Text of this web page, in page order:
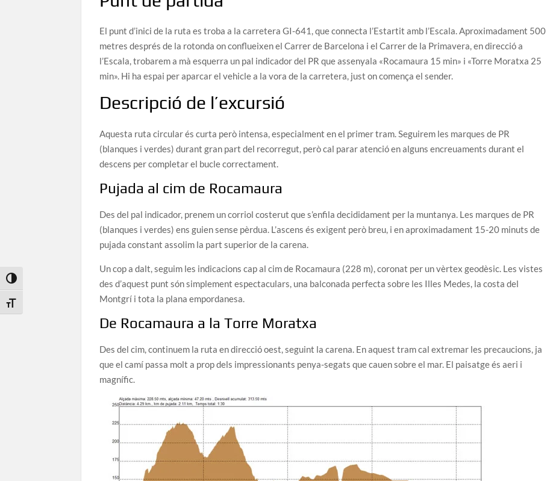
Toggle High Contrast
Toggle Font size
El punt d’inici de la ruta es troba a la carretera GI-641, que connecta l’Estartit amb l’Escala. Aproximadament 500
metres després de la rotonda on conflueixen el Carrer de Barcelona i el Carrer de la Primavera, en direcció a
l’Escala, trobarem a mà esquerra un pal indicador del PR que assenyala «Rocamaura 15 min» i «Torre Moratxa 25
min». Hi ha espai per aparcar el vehicle a la vora de la carretera, just on comença el sender.
Descripció de l’excursió
Aquesta ruta circular és curta però intensa, especialment en el primer tram. Seguirem les marques de PR
(blanques i verdes) durant gran part del recorregut, però cal parar atenció en alguns encreuaments durant el
descens per completar el bucle correctament.
Pujada al cim de Rocamaura
Des del pal indicador, prenem un corriol costerut que s’enfila decididament per la muntanya. Les marques de PR
(blanques i verdes) ens guien sense pèrdua. L’ascens és exigent però breu, i en aproximadament 15-20 minuts de
pujada constant assolim la part superior de la carena.
Un cop a dalt, seguim les indicacions cap al cim de Rocamaura (228 m), coronat per un vèrtex geodèsic. Les vistes
des d’aquest punt són simplement espectaculars, una balconada perfecta sobre les Illes Medes, la costa del
Montgrí i tota la plana empordanesa.
De Rocamaura a la Torre Moratxa
Des del cim, continuem la ruta en direcció oest, seguint la carena. En aquest tram cal extremar les precaucions, ja
que el camí passa molt a prop dels impressionants penya-segats que cauen sobre el mar. El paisatge és aeri i
magnífic.